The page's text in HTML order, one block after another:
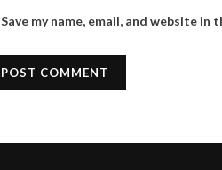
Save my name, email, and website